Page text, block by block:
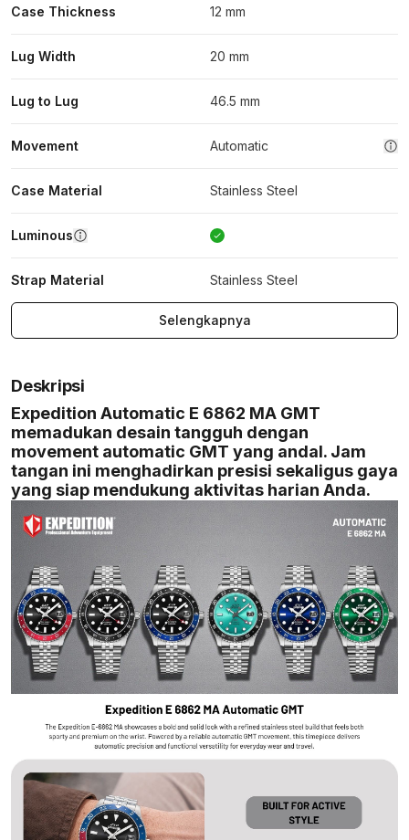
Case Thickness 12 mm
Lug Width 20 mm
Lug to Lug 46.5 mm
Movement Automatic
Case Material Stainless Steel
Luminous
Strap Material Stainless Steel
Selengkapnya
Deskripsi
Expedition Automatic E 6862 MA GMT
memadukan desain tangguh dengan
movement automatic GMT yang andal. Jam
tangan ini menghadirkan presisi sekaligus gaya
yang siap mendukung aktivitas harian Anda.